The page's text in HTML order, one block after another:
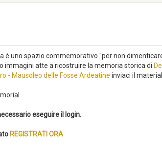
è uno spazio commemorativo "per non
immagini atte a ricostruire la memoria storica di De
- Mausoleo delle Fosse Ardeatine inviaci il
eseguire il login.
REGISTRATI ORA